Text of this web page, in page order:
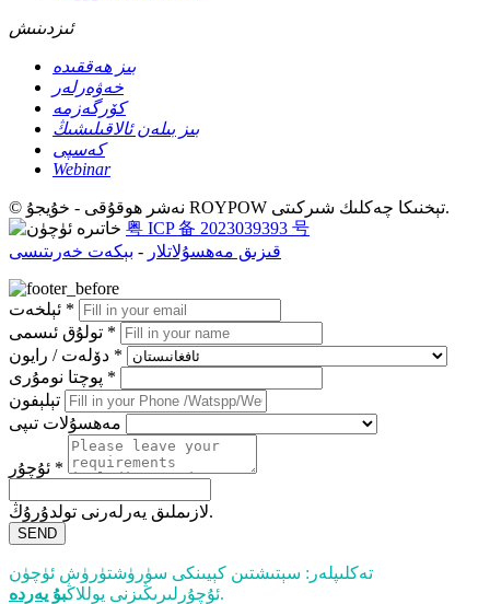
ئىزدىنىش
بىز ھەققىدە
خەۋەرلەر
كۆرگەزمە
بىز بىلەن ئالاقىلىشىڭ
كەسپى
Webinar
© نەشر ھوقۇقى - خۇيجۇ ROYPOW تېخنىكا چەكلىك شىركىتى.
粤 ICP 备 2023039393 号
قىزىق مەھسۇلاتلار - بېكەت خەرىتىسى
ئېلخەت *
تولۇق ئىسمى *
دۆلەت / رايون *
پوچتا نومۇرى *
تېلېفون
مەھسۇلات تىپى
ئۇچۇر *
لازىملىق يەرلەرنى تولدۇرۇڭ.
SEND
تەكلىپلەر: سېتىشتىن كېيىنكى سۈرۈشتۈرۈش ئۈچۈن
ئۇچۇرلىرىڭىزنى يوللاڭبۇ يەردە .